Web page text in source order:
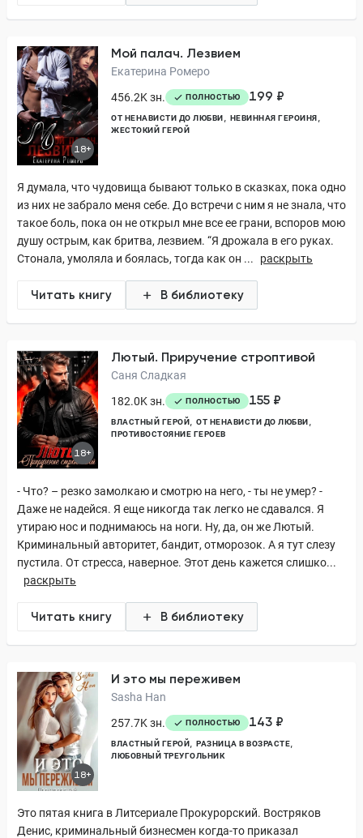
18+
Мой палач. Лезвием
Екатерина Ромеро
456.2K зн.
ПОЛНОСТЬЮ 199 ₽
ОТ НЕНАВИСТИ ДО ЛЮБВИ
НЕВИННАЯ ГЕРОИНЯ
ЖЕСТОКИЙ ГЕРОЙ
Я думала, что чудовища бывают только в сказках, пока одно
из них не забрало меня себе. До встречи с ним я не знала, что
такое боль, пока он не открыл мне все ее грани, вспоров мою
душу острым, как бритва, лезвием. “Я дрожала в его руках.
Стонала, умоляла и боялась, тогда как он ...
раскрыть
Читать книгу В библиотеку
18+
Лютый. Приручение строптивой
Саня Сладкая
182.0K зн.
ПОЛНОСТЬЮ 155 ₽
ВЛАСТНЫЙ ГЕРОЙ
ОТ НЕНАВИСТИ ДО ЛЮБВИ
ПРОТИВОСТОЯНИЕ ГЕРОЕВ
- Что? – резко замолкаю и смотрю на него, - ты не умер? -
Даже не надейся. Я еще никогда так легко не сдавался. Я
утираю нос и поднимаюсь на ноги. Ну, да, он же Лютый.
Криминальный авторитет, бандит, отморозок. А я тут слезу
пустила. От стресса, наверное. Этот день кажется слишко...
раскрыть
Читать книгу В библиотеку
18+
И это мы переживем
Sasha Han
257.7K зн.
ПОЛНОСТЬЮ 143 ₽
ВЛАСТНЫЙ ГЕРОЙ
РАЗНИЦА В ВОЗРАСТЕ
ЛЮБОВНЫЙ ТРЕУГОЛЬНИК
Это пятая книга в Литсериале Прокурорский. Востряков
Денис, криминальный бизнесмен когда-то приказал